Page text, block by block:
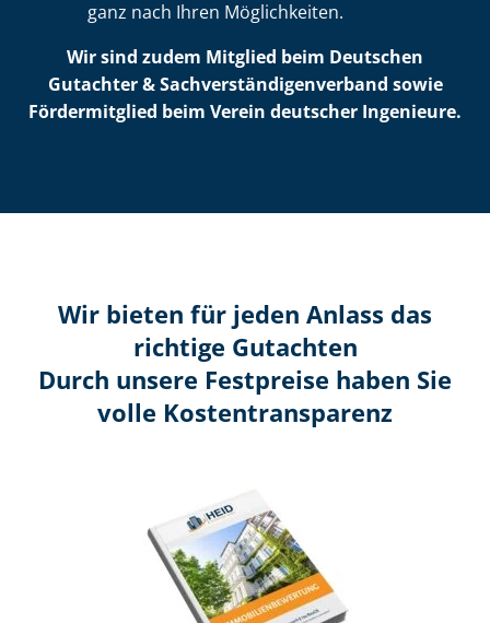
ganz nach Ihren Möglichkeiten.
Wir sind zudem Mitglied beim Deutschen
Gutachter & Sach­ver­stän­di­gen­ver­band sowie
Fördermitglied beim Verein deutscher Ingenieure.
Wir bieten für jeden Anlass das
richtige Gutachten
Durch unsere Festpreise haben Sie
volle Kosten­transparenz